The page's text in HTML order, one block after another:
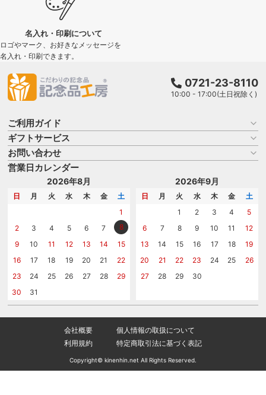
名入れ・印刷について
ロゴやマーク、お好きなメッセージを
名入れ・印刷できます。
0721-23-8110
10:00 - 17:00(土日祝除く)
ご利用ガイド
お買い物ガイド
よくある質問
はじめての記念品選び
記念品工房の使い方
ギフトサービス
名入れについて
のし
メッセージカード
お問い合わせ
商品選びを相談する
名入れについて相談する
カタログを請求する
営業日カレンダー
2026年8月
日 月 火 水 木 金
土
1
2
3 4 5 6 7
8
9
10 11 12 13 14
15
16
17 18 19 20 21
22
23
24 25 26 27 28
29
30
31
2026年9月
日 月 火 水 木 金
土
1
2 3 4
5
6
7 8 9 10 11
12
13
14 15 16 17 18
19
20
21 22 23 24 25
26
27
28 29 30
会社概要
個人情報の取扱について
利用規約
特定商取引法に基づく表記
Copyright© kinenhin.net All Rights Reserved.